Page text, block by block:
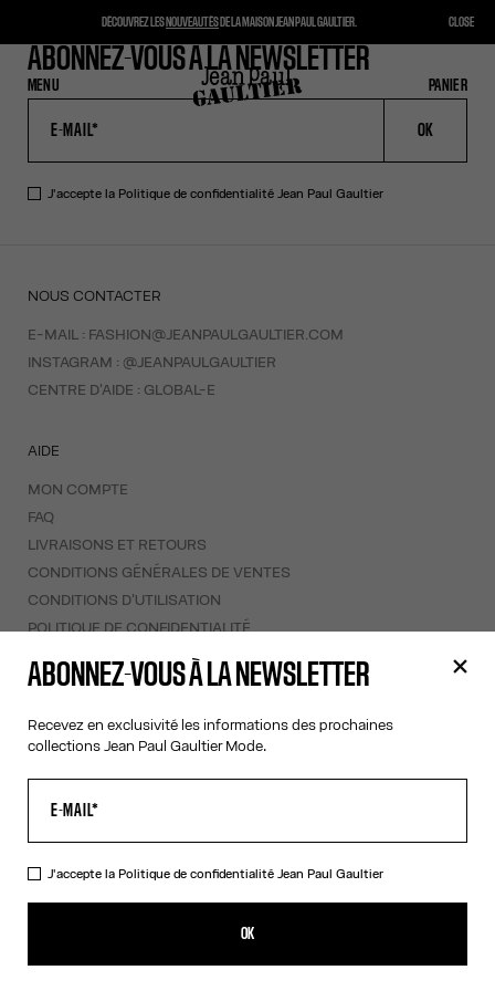
MENU PANIER
FERMER PANIER
ABONNEZ-VOUS À LA NEWSLETTER
OK
J'accepte la Politique de confidentialitéJean Paul Gaultier
NOUS CONTACTER
E-MAIL : FASHION@JEANPAULGAULTIER.COM
INSTAGRAM : @JEANPAULGAULTIER
CENTRE D'AIDE : GLOBAL-E
AIDE
MON COMPTE
FAQ
LIVRAISONS ET RETOURS
CONDITIONS GÉNÉRALES DE VENTES
CONDITIONS D'UTILISATION
POLITIQUE DE CONFIDENTIALITÉ
FORMULAIRE DE RÉTRACTATION
GESTION DES COOKIES
À PROPOS
COOKIES
ACCESSIBILITÉ
NOS ENGAGEMENTS
Facebook Instagram Youtube Tik Tok
DÉCOUVREZ LESNOUVEAUTÉSDE LA MAISON JEAN PAUL GAULTIER. CLOSE
ABONNEZ-VOUS À LA NEWSLETTER
Recevez en exclusivité les informations des prochaines
collections Jean Paul Gaultier Mode.
J'accepte la Politique de confidentialitéJean Paul Gaultier
OK